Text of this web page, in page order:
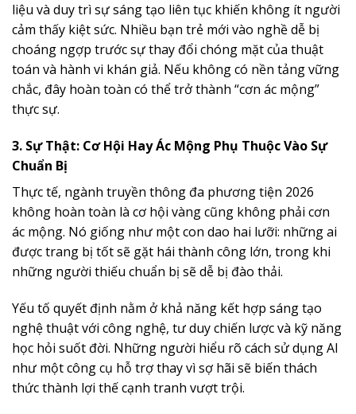
liệu và duy trì sự sáng tạo liên tục khiến không ít người
cảm thấy kiệt sức. Nhiều bạn trẻ mới vào nghề dễ bị
choáng ngợp trước sự thay đổi chóng mặt của thuật
toán và hành vi khán giả. Nếu không có nền tảng vững
chắc, đây hoàn toàn có thể trở thành “cơn ác mộng”
thực sự.
3. Sự Thật: Cơ Hội Hay Ác Mộng Phụ Thuộc Vào Sự
Chuẩn Bị
Thực tế, ngành truyền thông đa phương tiện 2026
không hoàn toàn là cơ hội vàng cũng không phải cơn
ác mộng. Nó giống như một con dao hai lưỡi: những ai
được trang bị tốt sẽ gặt hái thành công lớn, trong khi
những người thiếu chuẩn bị sẽ dễ bị đào thải.
Yếu tố quyết định nằm ở khả năng kết hợp sáng tạo
nghệ thuật với công nghệ, tư duy chiến lược và kỹ năng
học hỏi suốt đời. Những người hiểu rõ cách sử dụng AI
như một công cụ hỗ trợ thay vì sợ hãi sẽ biến thách
thức thành lợi thế cạnh tranh vượt trội.